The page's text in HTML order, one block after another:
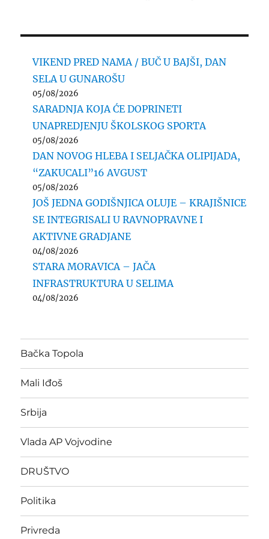
VIKEND PRED NAMA / BUČ U BAJŠI, DAN
SELA U GUNAROŠU
05/08/2026
SARADNJA KOJA ĆE DOPRINETI
UNAPREDJENJU ŠKOLSKOG SPORTA
05/08/2026
DAN NOVOG HLEBA I SELJAČKA OLIPIJADA,
“ZAKUCALI”16 AVGUST
05/08/2026
JOŠ JEDNA GODIŠNJICA OLUJE – KRAJIŠNICE
SE INTEGRISALI U RAVNOPRAVNE I
AKTIVNE GRADJANE
04/08/2026
STARA MORAVICA – JAČA
INFRASTRUKTURA U SELIMA
04/08/2026
Bačka Topola
Mali Iđoš
Srbija
Vlada AP Vojvodine
DRUŠTVO
Politika
Privreda